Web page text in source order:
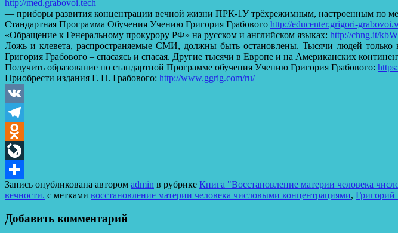
http://med.grabovoi.tech
— приборы развития концентрации вечной жизни ПРК-1У трёхрежимным, настроенным по
Стандартная Программа Обучения Учению Григория Грабового http://educenter.grigori-
«Обращение к Генеральному прокурору РФ» на русском и английском языках: http://chng.it/
Ложь и клевета, распространяемые СМИ, должны быть остановлены. Тысячи людей только
Григория Грабового – спасаясь и спасая. Другие тысячи в Европе и на Американских
Получить образование по стандартной Программе обучения Учению Григория Грабового:
Приобрести издания Г. П. Грабового: http://www.ggrig.com/ru/
VK
Telegram
Odnoklassniki
LiveJournal
Отправить
Запись опубликована автором admin в рубрике Книга "Восстановление материи человека
вечности. с метками восстановление материи человека числовыми концентрациями, Григорий
Добавить комментарий